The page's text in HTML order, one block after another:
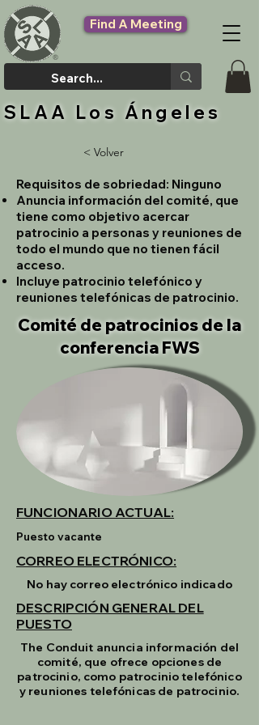
SLAA Los Ángeles
Find A Meeting
< Volver
Requisitos de sobriedad: Ninguno
Anuncia información del comité, que
tiene como objetivo acercar
patrocinio a personas y reuniones de
todo el mundo que no tienen fácil
acceso.
Incluye patrocinio telefónico y
reuniones telefónicas de patrocinio.
Comité de patrocinios de la
conferencia FWS
FUNCIONARIO ACTUAL:
Puesto vacante
CORREO ELECTRÓNICO:
No hay correo electrónico indicado
DESCRIPCIÓN GENERAL DEL
PUESTO
The Conduit anuncia información del
comité, que ofrece opciones de
patrocinio, como patrocinio telefónico
y reuniones telefónicas de patrocinio.